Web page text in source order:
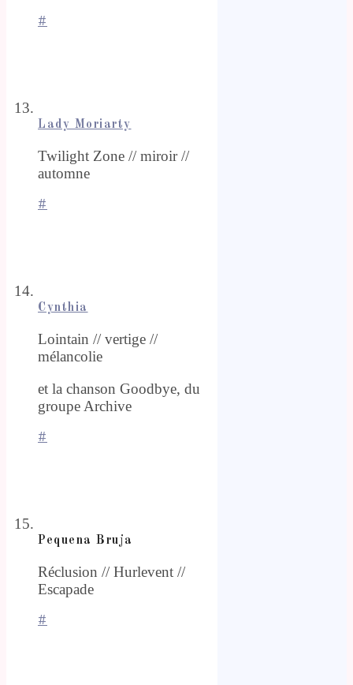
#
Lady Moriarty
Twilight Zone // miroir //
automne
#
Cynthia
Lointain // vertige //
mélancolie
et la chanson Goodbye, du
groupe Archive
#
Pequena Bruja
Réclusion // Hurlevent //
Escapade
#